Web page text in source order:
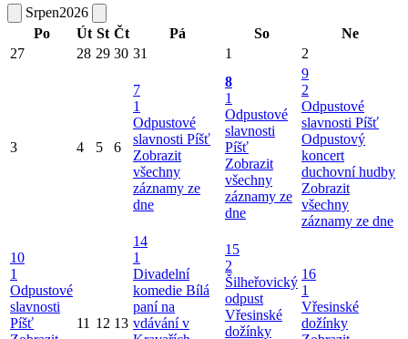
Srpen2026
Po
Út St Čt Pá So
Ne
27
28 29 30 31 1 2
3 4 5 6
7
1
Odpustové
slavnosti Píšť
Zobrazit
všechny
záznamy ze
dne
8
1
Odpustové
slavnosti
Píšť
Zobrazit
všechny
záznamy ze
dne
9
2
Odpustové
slavnosti Píšť
Odpustový
koncert
duchovní hudby
Zobrazit
všechny
záznamy ze dne
10
1
Odpustové
slavnosti
Píšť
11 12 13
14
1
Divadelní
komedie Bílá
paní na
vdávání v
15
2
Šilheřovický
odpust
Vřesinské
dožínky
16
1
Vřesinské
dožínky